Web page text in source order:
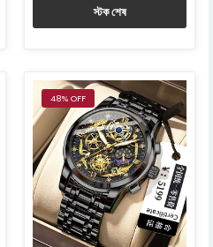
স্টক শেষ
48% OFF